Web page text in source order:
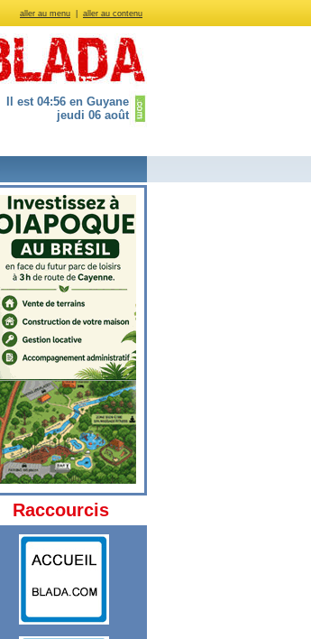
aller au menu aller au contenu
Il est 04:56 en Guyane
jeudi 06 août
Raccourcis